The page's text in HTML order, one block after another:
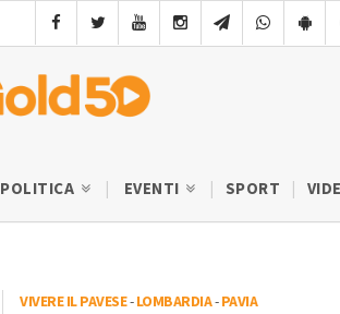
POLITICA EVENTI SPORT
VIVERE IL PAVESE-LOMBARDIA-PAVIA